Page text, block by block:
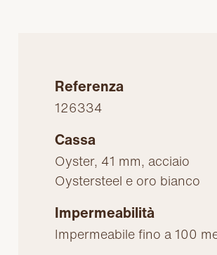
Referenza
126334
Cassa
Oyster, 41 mm, acciaio
Oystersteel e oro bianco
Impermeabilità
Impermeabile fino a 100